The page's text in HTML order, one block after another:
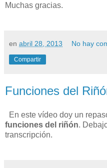
Muchas gracias.
en abril 28, 2013 No hay
Compartir
Funciones del
En este vídeo doy un
funciones del riñón.
transcripción.